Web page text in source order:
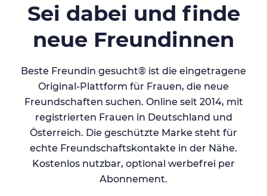
Sei dabei und finde
neue Freundinnen
Beste Freundin gesucht® ist die eingetragene
Original-Plattform für Frauen, die neue
Freundschaften suchen. Online seit 2014, mit
registrierten Frauen in Deutschland und
Österreich. Die geschützte Marke steht für
echte Freundschaftskontakte in der Nähe.
Kostenlos nutzbar, optional werbefrei per
Abonnement.